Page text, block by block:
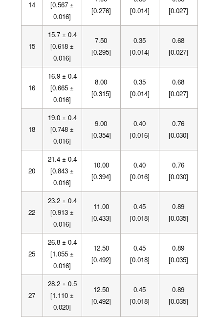
14
[0.567 ±
0.016]
[0.276]
[0.014]
[0.027]
15
15.7 ± 0.4
[0.618 ±
0.016]
7.50
[0.295]
0.35
[0.014]
0.68
[0.027]
16
16.9 ± 0.4
[0.665 ±
0.016]
8.00
[0.315]
0.35
[0.014]
0.68
[0.027]
18
19.0 ± 0.4
[0.748 ±
0.016]
9.00
[0.354]
0.40
[0.016]
0.76
[0.030]
20
21.4 ± 0.4
[0.843 ±
0.016]
10.00
[0.394]
0.40
[0.016]
0.76
[0.030]
22
23.2 ± 0.4
[0.913 ±
0.016]
11.00
[0.433]
0.45
[0.018]
0.89
[0.035]
25
26.8 ± 0.4
[1.055 ±
0.016]
12.50
[0.492]
0.45
[0.018]
0.89
[0.035]
27
28.2 ± 0.5
[1.110 ±
0.020]
12.50
[0.492]
0.45
[0.018]
0.89
[0.035]